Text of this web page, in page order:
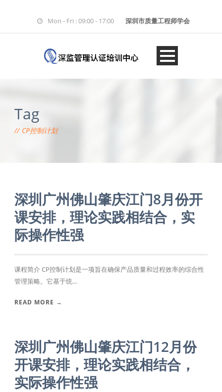
Mon - Fri : 09:00 - 17:00 深圳市质量工程师学会
Tag
CP控制计划
深圳广州佛山肇庆江门8月份开
课安排，理论实践相结合，实
际操作性强
课程简介 CP控制计划是一项旨在确保产品质量和过程效率的综合性
管理策略。它基于统...
READ MORE →
深圳广州佛山肇庆江门12月份
开课安排，理论实践相结合，
实际操作性强